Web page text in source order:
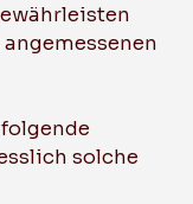
solche